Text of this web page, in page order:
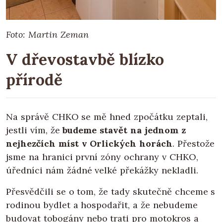
Foto: Martin Zeman
V dřevostavbě blízko
přírodě
Na správě CHKO se mě hned zpočátku zeptali,
jestli vím, žebudeme stavět na jednom z
nejhezčích míst v Orlických horách. Přestože
jsme na hranici první zóny ochrany v CHKO,
úředníci nám žádné velké překážky nekladli.
Přesvědčili se o tom, že tady skutečně chceme s
rodinou bydlet a hospodařit, a že nebudeme
budovat tobogány nebo trati pro motokros a